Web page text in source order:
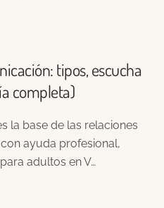
tipos, escucha
completa)
la base de las relaciones
ayuda profesional,
adultos en V…